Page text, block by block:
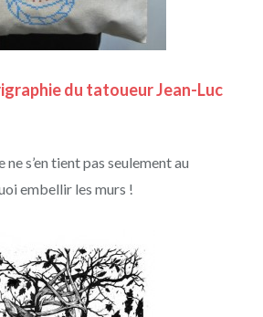
du tatoueur Jean-Luc
s’en tient pas seulement au
embellir les murs !